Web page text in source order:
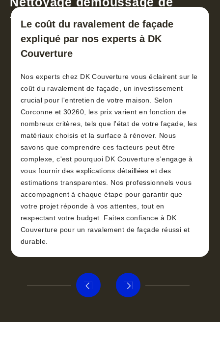
toiture 30
Le coût du ravalement de façade
expliqué par nos experts à DK
Couverture
Nos experts chez DK Couverture vous éclairent sur le
coût du ravalement de façade, un investissement
crucial pour l'entretien de votre maison. Selon
Corconne et 30260, les prix varient en fonction de
nombreux critères, tels que l'état de votre façade, les
matériaux choisis et la surface à rénover. Nous
savons que comprendre ces facteurs peut être
complexe, c'est pourquoi DK Couverture s'engage à
vous fournir des explications détaillées et des
estimations transparentes. Nos professionnels vous
accompagnent à chaque étape pour garantir que
votre projet réponde à vos attentes, tout en
respectant votre budget. Faites confiance à DK
Couverture pour un ravalement de façade réussi et
durable.